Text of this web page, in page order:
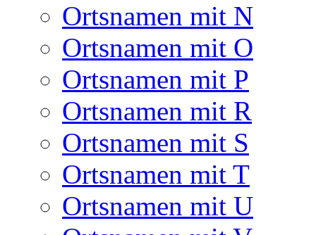
Ortsnamen mit N
Ortsnamen mit O
Ortsnamen mit P
Ortsnamen mit R
Ortsnamen mit S
Ortsnamen mit T
Ortsnamen mit U